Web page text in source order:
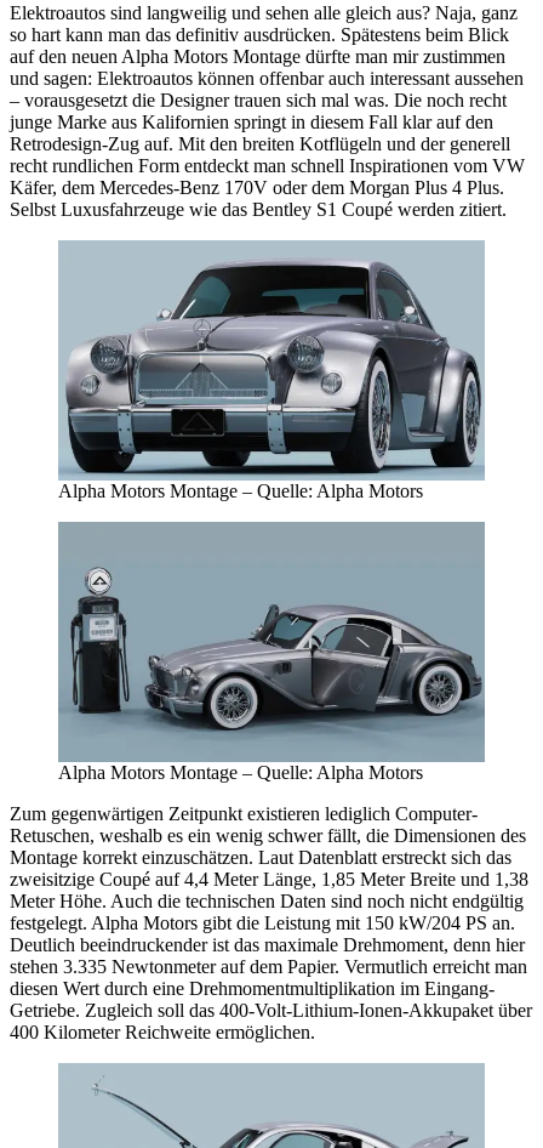
Elektroautos sind langweilig und sehen alle gleich aus? Naja, ganz
so hart kann man das definitiv ausdrücken. Spätestens beim Blick
auf den neuen Alpha Motors Montage dürfte man mir zustimmen
und sagen: Elektroautos können offenbar auch interessant aussehen
– vorausgesetzt die Designer trauen sich mal was. Die noch recht
junge Marke aus Kalifornien springt in diesem Fall klar auf den
Retrodesign-Zug auf. Mit den breiten Kotflügeln und der generell
recht rundlichen Form entdeckt man schnell Inspirationen vom VW
Käfer, dem Mercedes-Benz 170V oder dem Morgan Plus 4 Plus.
Selbst Luxusfahrzeuge wie das Bentley S1 Coupé werden zitiert.
Alpha Motors Montage – Quelle: Alpha Motors
Alpha Motors Montage – Quelle: Alpha Motors
Zum gegenwärtigen Zeitpunkt existieren lediglich Computer-
Retuschen, weshalb es ein wenig schwer fällt, die Dimensionen des
Montage korrekt einzuschätzen. Laut Datenblatt erstreckt sich das
zweisitzige Coupé auf 4,4 Meter Länge, 1,85 Meter Breite und 1,38
Meter Höhe. Auch die technischen Daten sind noch nicht endgültig
festgelegt. Alpha Motors gibt die Leistung mit 150 kW/204 PS an.
Deutlich beeindruckender ist das maximale Drehmoment, denn hier
stehen 3.335 Newtonmeter auf dem Papier. Vermutlich erreicht man
diesen Wert durch eine Drehmomentmultiplikation im Eingang-
Getriebe. Zugleich soll das 400-Volt-Lithium-Ionen-Akkupaket über
400 Kilometer Reichweite ermöglichen.